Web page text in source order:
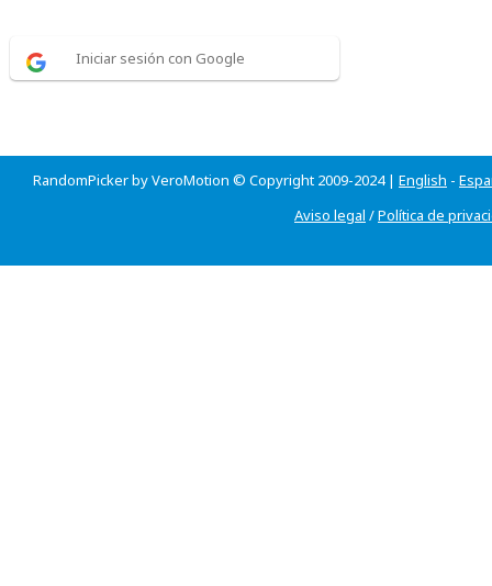
Iniciar sesión con Google
RandomPicker by VeroMotion © Copyright 2009-2024 | English -
Aviso legal /Política de